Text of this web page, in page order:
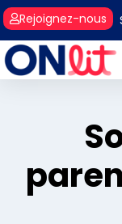
Rejoignez-nous